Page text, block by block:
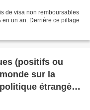
de visa non remboursables
un an. Derrière ce pillage
(positifs ou
sur la
étrangère